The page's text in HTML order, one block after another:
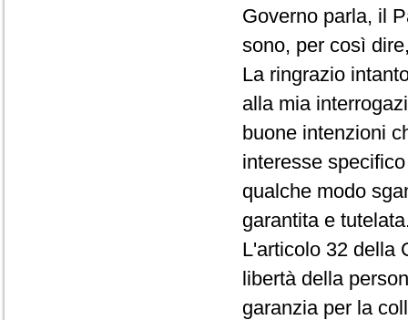
Governo parla, il
sono, per così
La ringrazio
alla mia
buone intenzioni
interesse
qualche modo
garantita e
L'articolo 32 della
libertà della
garanzia per la